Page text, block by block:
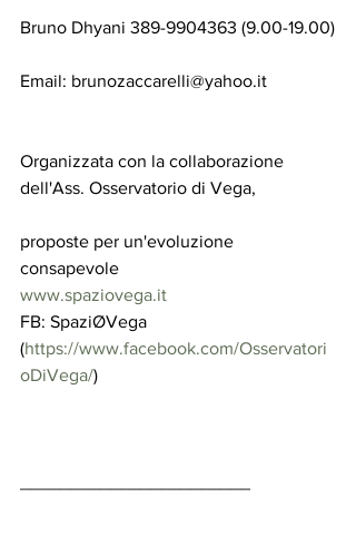
Bruno Dhyani 389-9904363 (9.00-19.00)
Email: brunozaccarelli@yahoo.it
Organizzata con la collaborazione
dell'Ass. Osservatorio di Vega,
proposte per un'evoluzione
consapevole
www.spaziovega.it
FB: SpaziØVega
(https://www.facebook.com/Osservatori
oDiVega/)